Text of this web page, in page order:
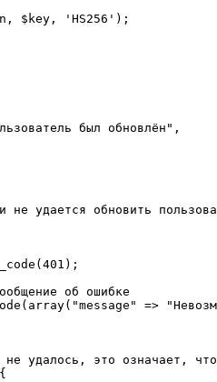
$key, 'HS256');
был обновлён",
не удается обновить
об ошибке
=>
удалось, это означает,